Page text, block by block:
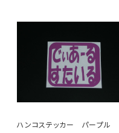
ハンコステッカー パープル